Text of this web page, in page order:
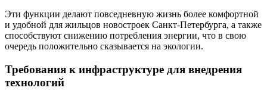
Эти функции делают повседневную жизнь более комфортной
и удобной для жильцов новостроек Санкт-Петербурга, а также
способствуют снижению потребления энергии, что в свою
очередь положительно сказывается на экологии.
Требования к инфраструктуре для внедрения
технологий